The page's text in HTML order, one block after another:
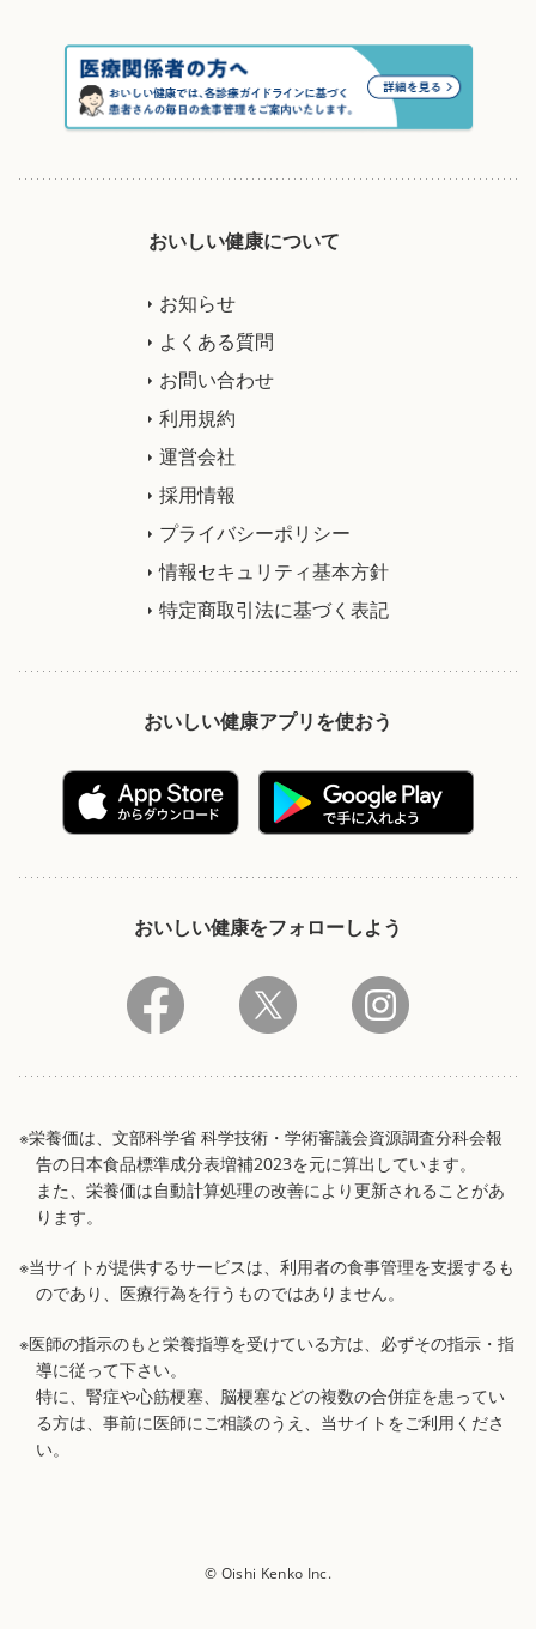
おいしい健康について
お知らせ
よくある質問
お問い合わせ
利用規約
運営会社
採用情報
プライバシーポリシー
情報セキュリティ基本方針
特定商取引法に基づく表記
おいしい健康アプリを使おう
おいしい健康をフォローしよう
※栄養価は、文部科学省 科学技術・学術審議会資源調査分科会報
告の日本食品標準成分表増補2023を元に算出しています。
また、栄養価は自動計算処理の改善により更新されることがあ
ります。
※当サイトが提供するサービスは、利用者の食事管理を支援するも
のであり、医療行為を行うものではありません。
※医師の指示のもと栄養指導を受けている方は、必ずその指示・指
導に従って下さい。
特に、腎症や心筋梗塞、脳梗塞などの複数の合併症を患ってい
る方は、事前に医師にご相談のうえ、当サイトをご利用くださ
い。
© Oishi Kenko Inc.